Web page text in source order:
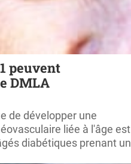
peuvent
DMLA
de développer une
liée à l'âge est
diabétiques prenant un